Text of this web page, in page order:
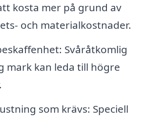
kosta mer på grund av
och materialkostnader.
Svåråtkomlig
mark kan leda till högre
som krävs: Speciell